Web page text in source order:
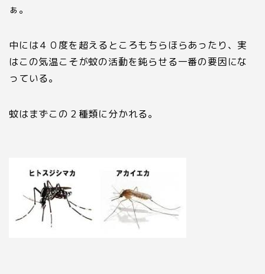
ぁ。
中には４０度を超えるところもちらほらあったり、実
はこの気温こそが蚊の活動を鈍らせる一番の要因にな
っている。
蚊はまずこの２種類に分かれる。